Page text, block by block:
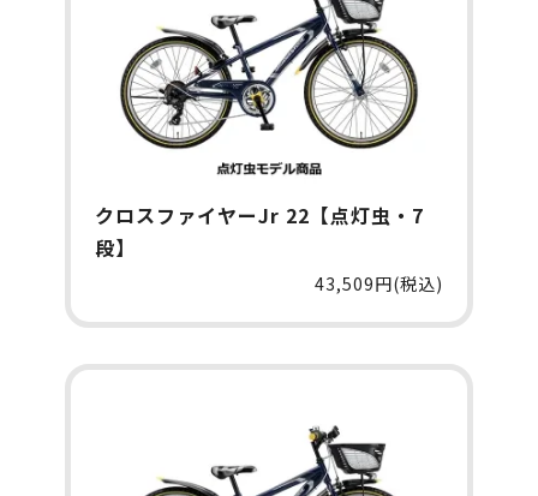
クロスファイヤーJr 22【点灯虫・7
段】
43,509円(税込)